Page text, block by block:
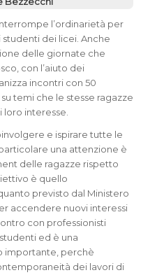
l’ordinarietà per
dei licei. Anche
delle giornate che
con l’aiuto dei
incontri con 50
temi che le stesse ragazze
loro interesse.
e ispirare tutte le
una attenzione è
delle ragazze rispetto
è quello
previsto dal Ministero
accendere nuovi interessi
con professionisti
ed è una
importante, perchè
dei lavori di